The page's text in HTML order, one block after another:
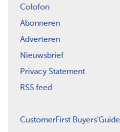
Colofon
Abonneren
Adverteren
Nieuwsbrief
Privacy Statement
RSS feed
CustomerFirst Buyers'Guide